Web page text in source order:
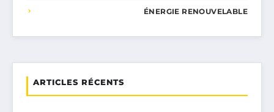
ÉNERGIE RENOUVELABLE
ARTICLES RÉCENTS